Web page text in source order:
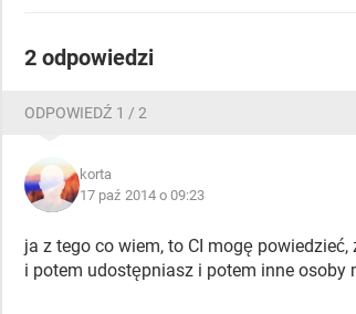
2 odpowiedzi
ODPOWIEDŹ 1 / 2
korta
17 paź 2014 o 09:23
ja z tego co wiem, to CI mogę
i potem udostępniasz i potem inne osoby